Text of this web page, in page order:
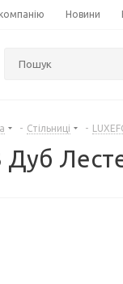
Новини
- Стільниці -
Дуб